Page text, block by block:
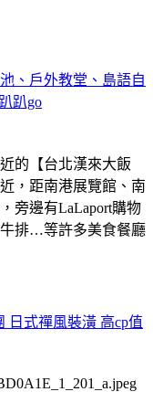
、戶外教堂、島語自
趴go
的【台北漢來大飯
，距南港展覽館、南
旁邊有LaLaport購物
排…等許多美食餐廳
日式禪風裝潢 高cp值